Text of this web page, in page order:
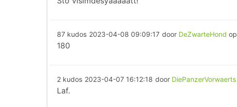
87 kudos 2023-04-08 09:09:17 door DeZwarteHond op
180
2 kudos 2023-04-07 16:12:18 door DiePanzerVorwaerts
Laf.